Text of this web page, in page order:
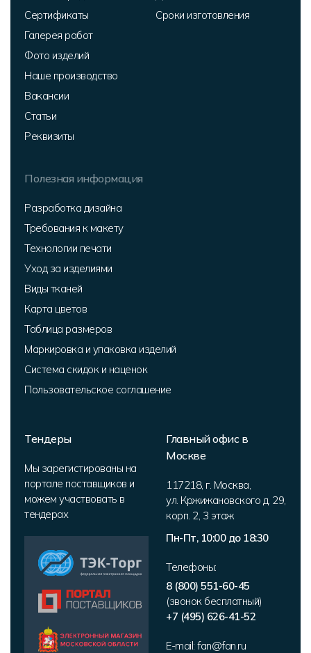
Сертификаты
Галерея работ
Фото изделий
Наше производство
Вакансии
Статьи
Реквизиты
Сроки изготовления
Полезная информация
Разработка дизайна
Требования к макету
Технологии печати
Уход за изделиями
Виды тканей
Карта цветов
Таблица размеров
Маркировка и упаковка изделий
Система скидок и наценок
Пользовательское соглашение
Тендеры
Мы зарегистированы на
портале поставщиков и
можем участвовать в
тендерах
Главный офис в
Москве
117218, г. Москва,
ул. Кржижановского д. 29,
корп. 2, 3 этаж
Пн-Пт, 10:00 до 18:30
Телефоны:
8 (800) 551-60-45
(звонок бесплатный)
+7 (495) 626-41-52
E-mail: fan@fan.ru